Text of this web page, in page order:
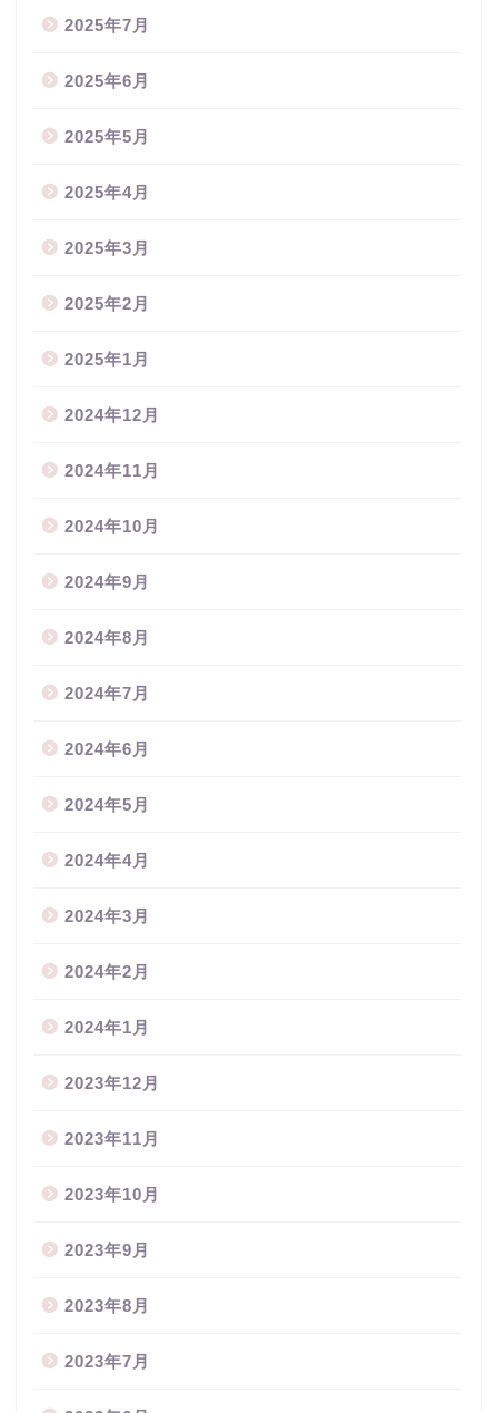
2025年7月
2025年6月
2025年5月
2025年4月
2025年3月
2025年2月
2025年1月
2024年12月
2024年11月
2024年10月
2024年9月
2024年8月
2024年7月
2024年6月
2024年5月
2024年4月
2024年3月
2024年2月
2024年1月
2023年12月
2023年11月
2023年10月
2023年9月
2023年8月
2023年7月